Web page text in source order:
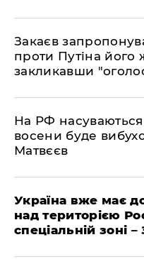
Закаєв
проти Путіна його
закликавши
На РФ насуваються
восени буде
Матвєєв
Україна вже має
над територією
спеціальній зоні –